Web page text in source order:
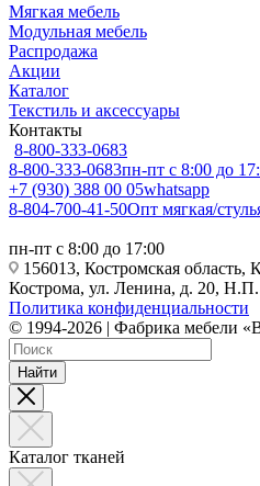
Мягкая мебель
Модульная мебель
Распродажа
Акции
Каталог
Текстиль и аксессуары
Контакты
8-800-333-0683
8-800-333-0683пн-пт с 8:00 до
+7 (930) 388 00 05whatsapp
8-804-700-41-50Опт мягкая/
пн-пт с 8:00 до 17:00
156013, Костромская область,
Кострома, ул. Ленина, д. 20,
Политика конфиденциальности
© 1994-2026 | Фабрика мебели
Найти
Каталог тканей